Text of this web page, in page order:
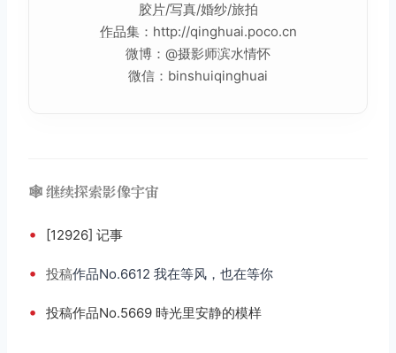
胶片/写真/婚纱/旅拍
作品集：http://qinghuai.poco.cn
微博：@摄影师滨水情怀
微信：binshuiqinghuai
🕸️ 继续探索影像宇宙
• [12926] 记事
• 投稿作品No.6612 我在等风，也在等你
• 投稿作品No.5669 時光里安静的模样